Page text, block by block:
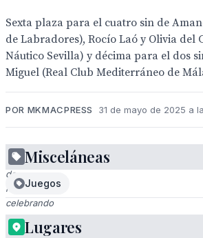
Sexta plaza para el cuatro sin de
de Labradores), Rocío Laó y Olivia del
Náutico Sevilla) y décima para el dos
Miguel (Real Club Mediterráneo de
POR MKMACPRESS 31 de mayo de 2025 a
Medallistas
de
remo
celebrando
en
el
Misceláneas
Juegos
Lugares